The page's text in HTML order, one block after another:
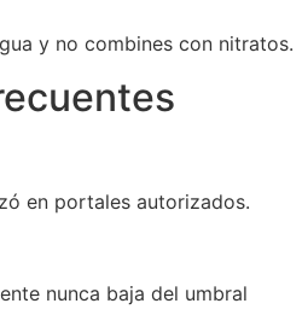
y no combines con nitratos.
en portales autorizados.
nunca baja del umbral